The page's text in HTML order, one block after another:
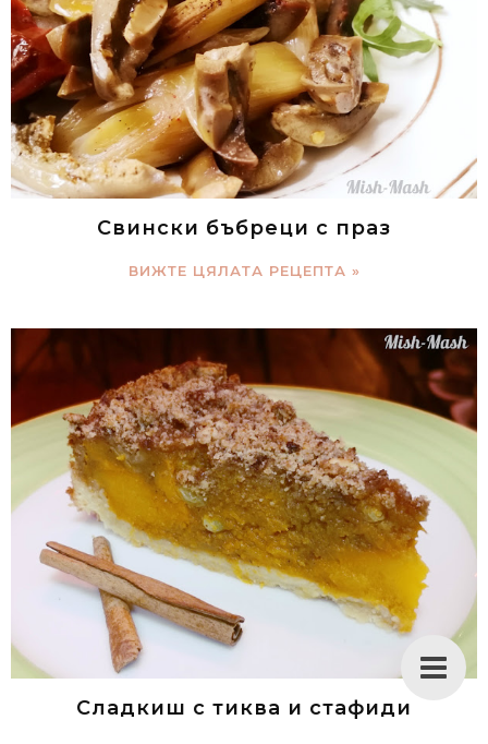
Свински бъбреци с праз
ВИЖТЕ ЦЯЛАТА РЕЦЕПТА »
Сладкиш с тиква и стафиди